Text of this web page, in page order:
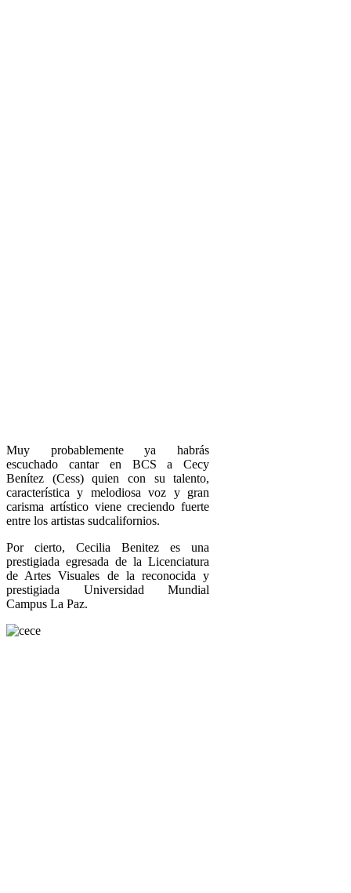
Muy probablemente ya habrás
escuchado cantar en BCS a Cecy
Benítez (Cess) quien con su talento,
característica y melodiosa voz y gran
carisma artístico viene creciendo fuerte
entre los artistas sudcalifornios.
Por cierto, Cecilia Benitez es una
prestigiada egresada de la Licenciatura
de Artes Visuales de la reconocida y
prestigiada Universidad Mundial
Campus La Paz.